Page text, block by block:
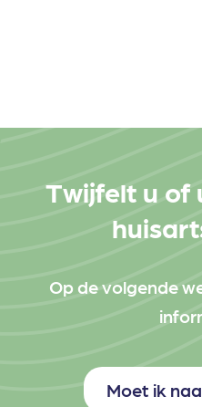
Twijfelt u of
Op de volgende
Moet ik